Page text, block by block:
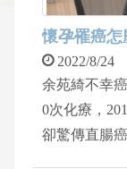
懷孕罹癌
2022/8/24
余苑綺不幸
0次化療，
卻驚傳直腸